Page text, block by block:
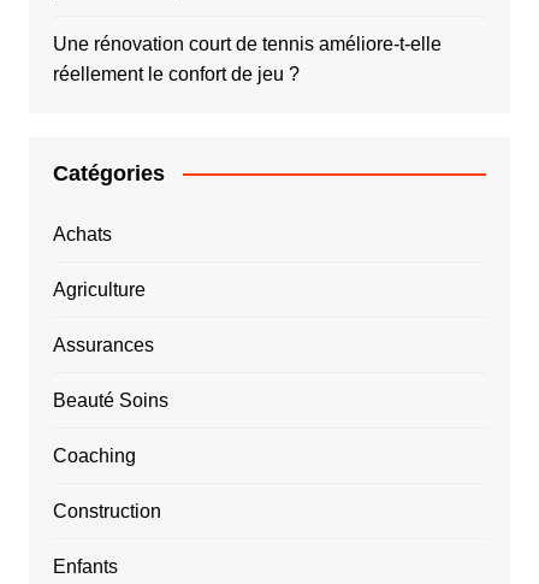
Une rénovation court de tennis améliore-t-elle
réellement le confort de jeu ?
Catégories
Achats
Agriculture
Assurances
Beauté Soins
Coaching
Construction
Enfants